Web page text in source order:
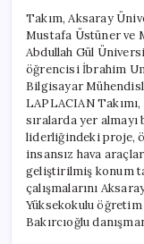
Takım, Aksaray
Mustafa Üstüner ve
Abdullah Gül
öğrencisi İbrahim
Bilgisayar
LAPLACIAN
sıralarda yer almayı
liderliğindeki proje,
insansız hava
geliştirilmiş konum
çalışmalarını
Yüksekokulu
Bakırcıoğlu